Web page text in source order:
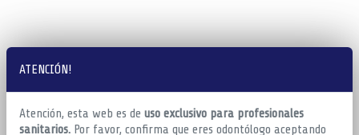
ATENCIÓN!
Atención, esta web es de uso exclusivo para profesionales
sanitarios. Por favor, confirma que eres odontólogo aceptando